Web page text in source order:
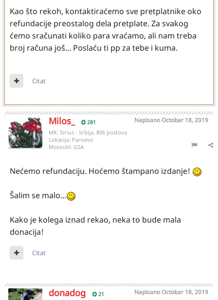
Kao što rekoh, kontaktiraćemo sve pretplatnike oko
refundacije preostalog dela pretplate. Za svakog
ćemo sračunati koliko para vraćamo, ali nam treba
broj računa još... Poslaću ti pp za tebe i kuma.
Citat
Milos_ 281 NapisanoOctobar 18, 2019
MK. Sirius - Srbija, 806 postova
Lokacija: Pancevo
Motocikl: GSA
Nećemo refundaciju. Hoćemo štampano izdanje!
Šalim se malo...
Kako je kolega iznad rekao, neka to bude mala
donacija!
Citat
donadog 21 NapisanoOctobar 18, 2019